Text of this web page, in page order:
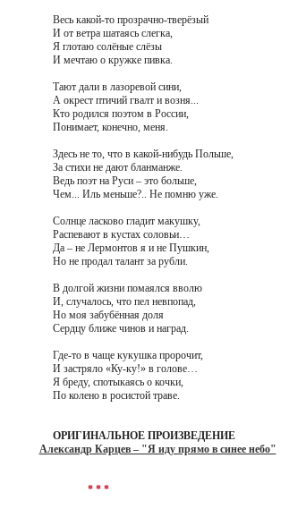
Весь какой-то прозрачно-тверёзый
И от ветра шатаясь слегка,
Я глотаю солёные слёзы
И мечтаю о кружке пивка.
Тают дали в лазоревой сини,
А окрест птичий гвалт и возня...
Кто родился поэтом в России,
Понимает, конечно, меня.
Здесь не то, что в какой-нибудь Польше,
За стихи не дают бланманже.
Ведь поэт на Руси – это больше,
Чем... Иль меньше?.. Не помню уже.
Солнце ласково гладит макушку,
Распевают в кустах соловьи…
Да – не Лермонтов я и не Пушкин,
Но не продал талант за рубли.
В долгой жизни помаялся вволю
И, случалось, что пел невпопад,
Но моя забубённая доля
Сердцу ближе чинов и наград.
Где-то в чаще кукушка пророчит,
И застряло «Ку-ку!» в голове…
Я бреду, спотыкаясь о кочки,
По колено в росистой траве.
ОРИГИНАЛЬНОЕ ПРОИЗВЕДЕНИЕ
Александр Карцев – "Я иду прямо в синее небо"
* * *